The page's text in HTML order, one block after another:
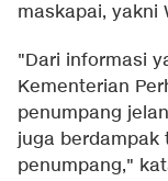
maskapai, yakni
"Dari informasi
Kementerian
penumpang
juga
penumpang,"